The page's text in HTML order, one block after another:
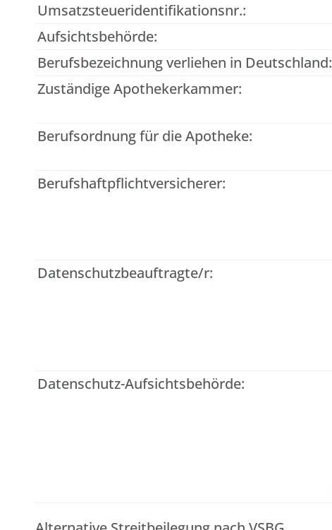
Umsatzsteueridentifikationsnr.:
Aufsichtsbehörde:
Berufsbezeichnung verliehen in Deutschland:
Zuständige Apothekerkammer:
Berufsordnung für die Apotheke:
Berufshaftpflichtversicherer:
Datenschutzbeauftragte/r:
Datenschutz-Aufsichtsbehörde: